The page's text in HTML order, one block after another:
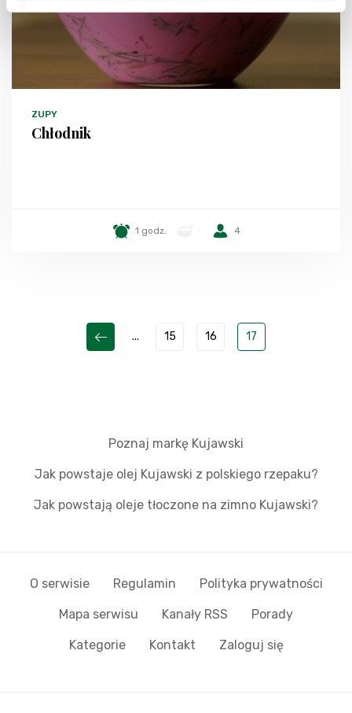
ZUPY
Chłodnik
1 godz. 4
... 15 16 17
Poznaj markę Kujawski
Jak powstaje olej Kujawski z polskiego rzepaku?
Jak powstają oleje tłoczone na zimno Kujawski?
O serwisie Regulamin Polityka prywatności
Mapa serwisu Kanały RSS Porady
Kategorie Kontakt Zaloguj się